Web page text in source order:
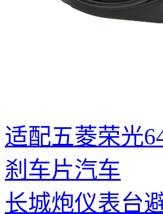
适配五菱荣光
刹车片汽车
长城炮仪表台